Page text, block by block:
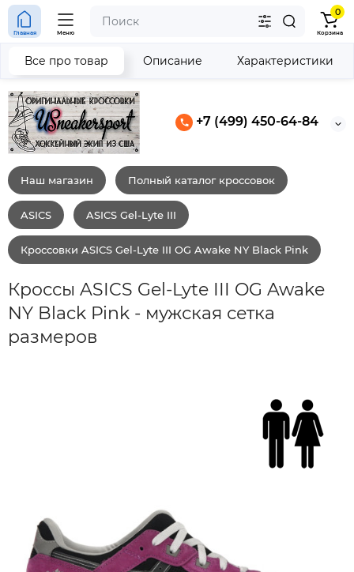
+7 (499) 450-64-84
Главная Меню
0
Корзина
Наш магазин Полный каталог кроссовок
ASICS ASICS Gel-Lyte III
Кроссовки ASICS Gel-Lyte III OG Awake NY Black Pink
Кроссы ASICS Gel-Lyte III OG Awake
NY Black Pink - мужская сетка
размеров
Все про товар Описание Характеристики